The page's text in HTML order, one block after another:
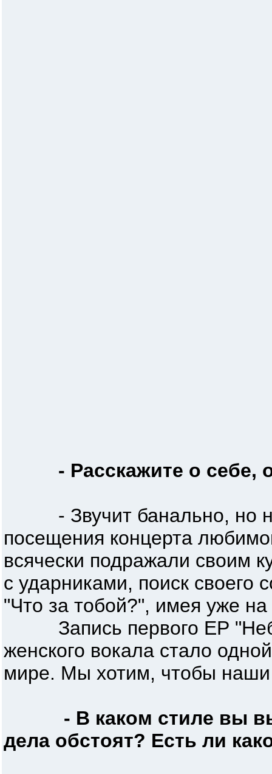
- Расскажите о себе,
- Звучит банально, но наш
посещения концерта
всячески подражали своим
с ударниками, поиск своего
"Что за тобой?", имея уже
Запись первого ЕР "Небо"
женского вокала стало
мире. Мы хотим, чтобы наши
- В каком стиле вы
дела обстоят? Есть ли